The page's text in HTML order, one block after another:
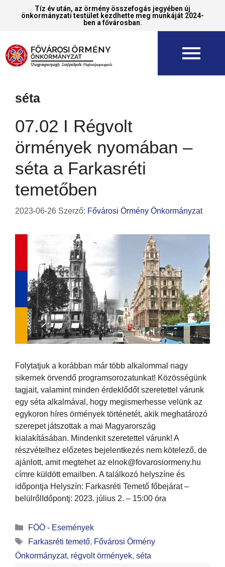
Tíz év után, az örmény összefogás jegyében új
önkormányzati testület kezdhette meg munkáját 2024-
ben a fővárosban.
séta
07.02 I Régvolt
örmények nyomában –
séta a Farkasréti
temetőben
2023-06-26 Szerző: Fővárosi Örmény Önkormányzat
Folytatjuk a korábban már több alkalommal nagy
sikernek örvendő programsorozatunkat! Közösségünk
tagjait, valamint minden érdeklődőt szeretettel várunk
egy séta alkalmával, hogy megismerhesse velünk az
egykoron híres örmények történetét, akik meghatározó
szerepet játszottak a mai Magyarország
kialakításában. Mindenkit szeretettel várunk! A
részvételhez előzetes bejelentkezés nem kötelező, de
ajánlott, amit megtehet az elnok@fovarosiormeny.hu
címre küldött emailben. A találkozó helyszíne és
időpontja Helyszín: Farkasréti Temető főbejárat –
belülrőlIdőpontj: 2023. július 2. – 15:00 óra
FÖÖ - Események
Farkasréti temető, Fővárosi Örmény
Önkormányzat, régvolt örmények, séta